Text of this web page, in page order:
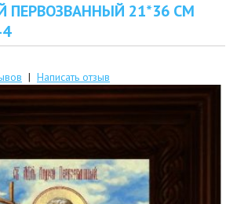
ПЕРВОЗВАННЫЙ 21*36 СМ
| Написать отзыв